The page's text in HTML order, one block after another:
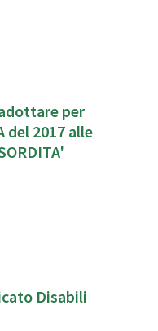
per
2017 alle
Disabili